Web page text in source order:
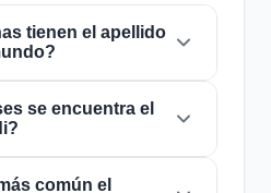
tienen el apellido
1
que aproximadamente 1
personas
se encuentra el
está presente en
común el